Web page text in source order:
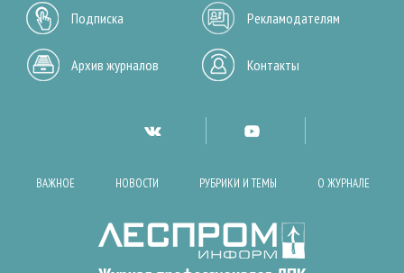
Подписка Рекламодателям
Архив журналов Контакты
ВАЖНОЕ НОВОСТИ РУБРИКИ И ТЕМЫ О ЖУРНАЛЕ